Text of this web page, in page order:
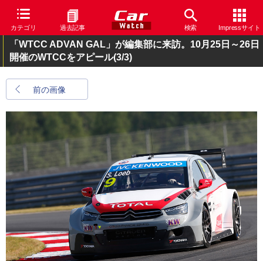
カテゴリ 過去記事 検索 Impressサイト
「WTCC ADVAN GAL」が編集部に来訪。10月25日～26日
開催のWTCCをアピール(3/3)
前の画像